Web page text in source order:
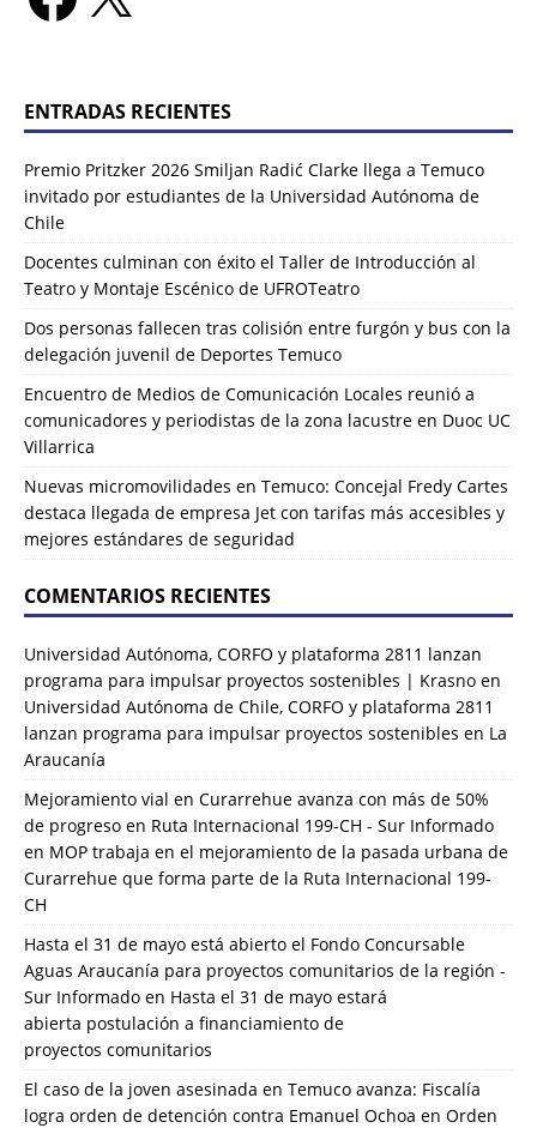
ENTRADAS RECIENTES
Premio Pritzker 2026 Smiljan Radić Clarke llega a Temuco
invitado por estudiantes de la Universidad Autónoma de
Chile
Docentes culminan con éxito el Taller de Introducción al
Teatro y Montaje Escénico de UFROTeatro
Dos personas fallecen tras colisión entre furgón y bus con la
delegación juvenil de Deportes Temuco
Encuentro de Medios de Comunicación Locales reunió a
comunicadores y periodistas de la zona lacustre en Duoc UC
Villarrica
Nuevas micromovilidades en Temuco: Concejal Fredy Cartes
destaca llegada de empresa Jet con tarifas más accesibles y
mejores estándares de seguridad
COMENTARIOS RECIENTES
Universidad Autónoma, CORFO y plataforma 2811 lanzan
programa para impulsar proyectos sostenibles | Krasno en
Universidad Autónoma de Chile, CORFO y plataforma 2811
lanzan programa para impulsar proyectos sostenibles en La
Araucanía
Mejoramiento vial en Curarrehue avanza con más de 50%
de progreso en Ruta Internacional 199-CH - Sur Informado
en MOP trabaja en el mejoramiento de la pasada urbana de
Curarrehue que forma parte de la Ruta Internacional 199-
CH
Hasta el 31 de mayo está abierto el Fondo Concursable
Aguas Araucanía para proyectos comunitarios de la región -
Sur Informado en Hasta el 31 de mayo estará
abierta postulación a financiamiento de
proyectos comunitarios
El caso de la joven asesinada en Temuco avanza: Fiscalía
logra orden de detención contra Emanuel Ochoa en Orden